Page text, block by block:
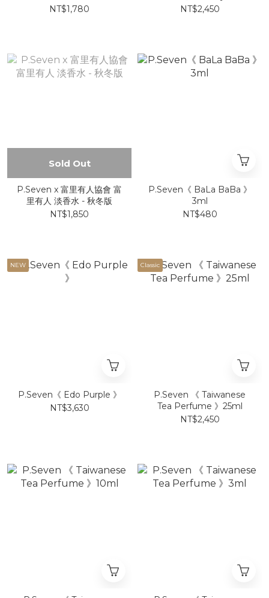
NT$1,780
Nature Conservation
NT$2,450
Sold Out
P.Seven x 富里有人協會 富
里有人 淡香水 - 秋冬版
NT$1,850
P.Seven《 BaLa BaBa 》
3ml
NT$480
NEW
P.Seven《 Edo Purple 》
NT$3,630
Classic
P.Seven 《 Taiwanese
Tea Perfume 》25ml
NT$2,450